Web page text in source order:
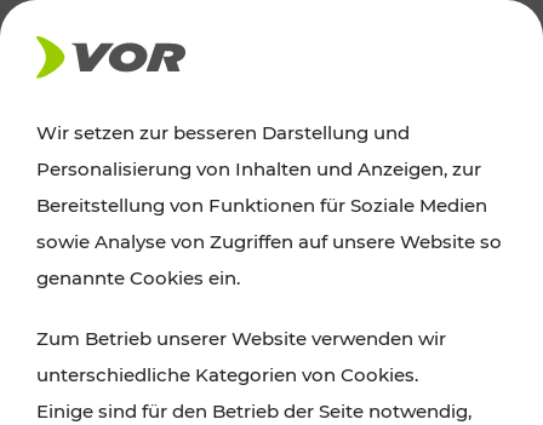
AKTUELLES
News
Alle wichtigen Meldungen zu Fahrplanänderungen,
finden Sie hier im Überblick.
Wir setzen zur besseren Darstellung und
Personalisierung von Inhalten und Anzeigen, zur
Bereitstellung von Funktionen für Soziale Medien
sowie Analyse von Zugriffen auf unsere Website so
genannte Cookies ein.
Zum Betrieb unserer Website verwenden wir
unterschiedliche Kategorien von Cookies.
Einige sind für den Betrieb der Seite notwendig,